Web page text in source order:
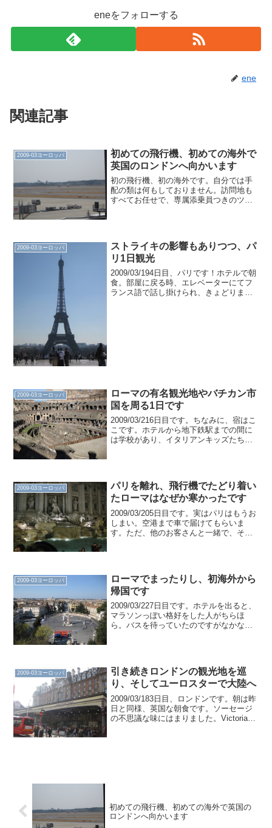
eneをフォローする
ene
関連記事
2009-03ヨーロッパ
初めての飛行機、初めての海外で
英国のロンドンへ向かいます
初の飛行機、初の海外です。自分では手
配の類は何もしておりません。訪問地も
すべてお任せで、専属添乗員つきのツア
2009-03ヨーロッパ
ストライキの影響もありつつ、パ
リ1日観光
2009/03/194日目、パリです！ホテルで朝
食。部屋に戻る時、エレベーターにてフ
ランス語で話し掛けられ、きょどりまし
2009-03ヨーロッパ
ローマの有名観光地やバチカン市
国を周る1日です
2009/03/216日目です。ちなみに、宿はこ
こです。ホテルから地下鉄駅までの間に
は学校があり、イタリアンキッズたちが
ーに参加し...
2009-03ヨーロッパ
パリを離れ、飛行機でたどり着い
たローマはなぜか寒かったです
2009/03/205日目です。実はパリはもうお
しまい。空港まで車で届けてもらいま
す。ただ、他のお客さんと一緒で、それ
2009-03ヨーロッパ
ローマでまったりし、初海外から
帰国です
2009/03/227日目です。ホテルを出ると、
マラソンっぽい格好をした人がちらほ
ら。バスを待っていたのですがなかなか
のですが、野球...
2009-03ヨーロッパ
引き続きロンドンの観光地を巡
り、そしてユーロスターで大陸へ
2009/03/183日目、ロンドンです。朝は昨
日と同様、英国な朝食です。ソーセージ
の不思議な味にはまりました。Victoria駅
初めての飛行機、初めての海外で英国の
ロンドンへ向かいます